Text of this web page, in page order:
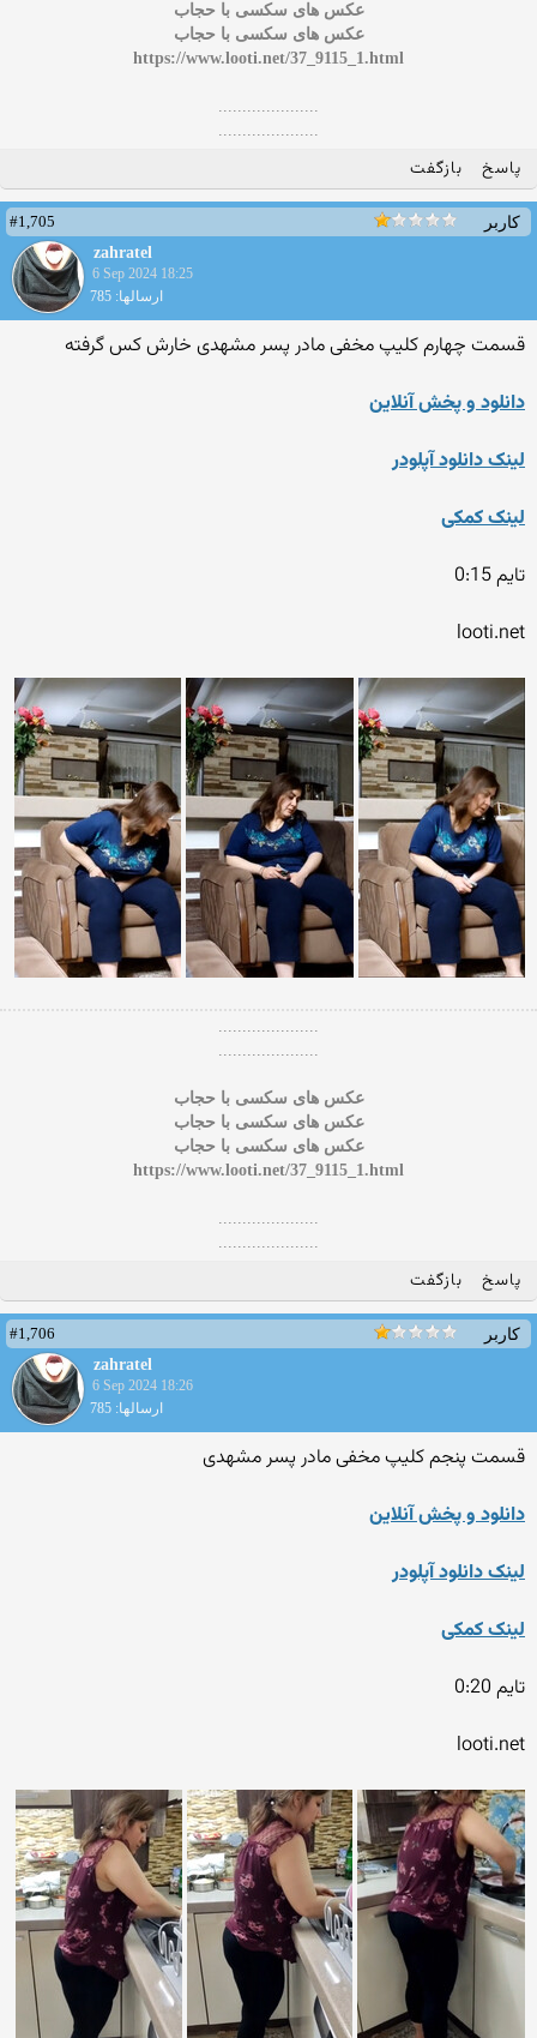
عکس های سکسی با حجاب
عکس های سکسی با حجاب
https://www.looti.net/37_9115_1.html
.....................
.....................
پاسخ بازگفت
کاربر
#1,705
zahratel
6 Sep 2024 18:25
ارسالها: 785
قسمت چهارم کلیپ مخفی مادر پسر مشهدی خارش کس گرفته
دانلود و پخش آنلاین
لینک دانلود آپلودر
لینک کمکی
تایم 0:15
looti.net
.....................
.....................
عکس های سکسی با حجاب
عکس های سکسی با حجاب
عکس های سکسی با حجاب
https://www.looti.net/37_9115_1.html
.....................
.....................
پاسخ بازگفت
کاربر
#1,706
zahratel
6 Sep 2024 18:26
ارسالها: 785
قسمت پنجم کلیپ مخفی مادر پسر مشهدی
دانلود و پخش آنلاین
لینک دانلود آپلودر
لینک کمکی
تایم 0:20
looti.net